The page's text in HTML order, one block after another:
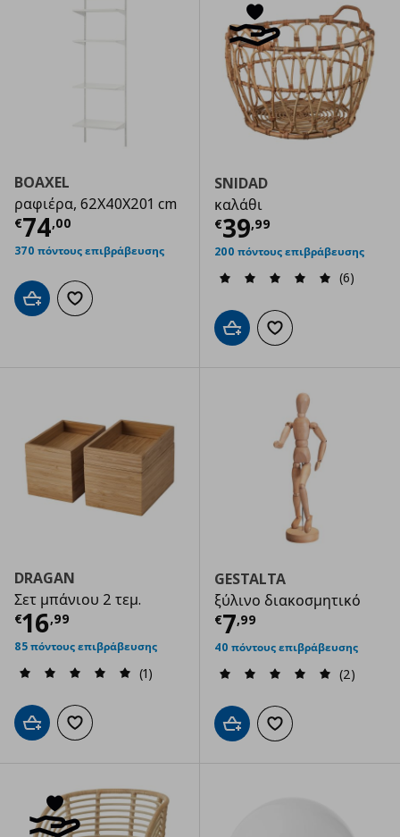
BOAXEL
ραφιέρα, 62X40X201 cm
€74,00
Τρέχουσα τιμή € 74,00
370 πόντους επιβράβευσης
Προσθήκη στο καλάθι
Προσθήκη στα αγαπημένα
SNIDAD
καλάθι
€39,99
Τρέχουσα
200 πόντους επιβράβευσης
(6)
Προσθήκη στο καλάθι
Προσθήκη στα
DRAGAN
Σετ μπάνιου 2 τεμ.
€16,99
Τρέχουσα τιμή € 16,99
85 πόντους επιβράβευσης
(1)
Προσθήκη στο καλάθι
Προσθήκη στα αγαπημένα
GESTALTA
ξύλινο διακοσμητικό
€7,99
Τρέχουσα
40 πόντους επιβράβευσης
(2)
Προσθήκη στο καλάθι
Προσθήκη στα